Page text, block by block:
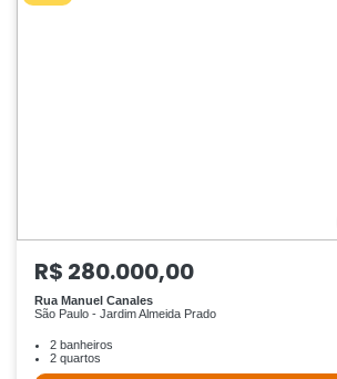
R$ 280.000,00
Rua Manuel Canales
São Paulo - Jardim Almeida Prado
2 banheiros
2 quartos